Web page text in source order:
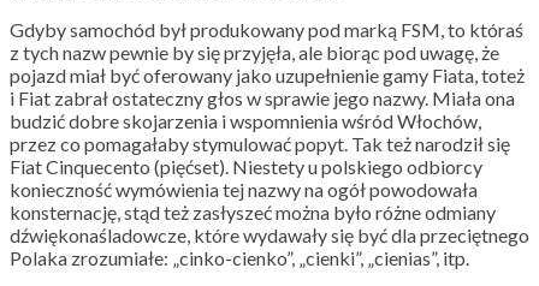
Gdyby samochód był produkowany pod marką FSM, to któraś
z tych nazw pewnie by się przyjęła, ale biorąc pod uwagę, że
pojazd miał być oferowany jako uzupełnienie gamy Fiata, toteż
i Fiat zabrał ostateczny głos w sprawie jego nazwy. Miała ona
budzić dobre skojarzenia i wspomnienia wśród Włochów,
przez co pomagałaby stymulować popyt. Tak też narodził się
Fiat Cinquecento (pięćset). Niestety u polskiego odbiorcy
konieczność wymówienia tej nazwy na ogół powodowała
konsternację, stąd też zasłyszeć można było różne odmiany
dźwiękonaśladowcze, które wydawały się być dla przeciętnego
Polaka zrozumiałe: „cinko-cienko”, „cienki”, „cienias”, itp.